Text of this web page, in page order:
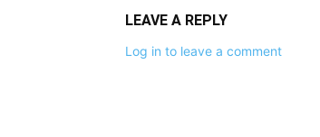
LEAVE A REPLY
Log in to leave a comment